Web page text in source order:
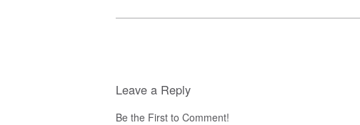
Leave a Reply
Be the First to Comment!